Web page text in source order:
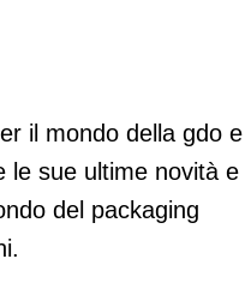
il mondo della gdo e
le sue ultime novità e
del packaging